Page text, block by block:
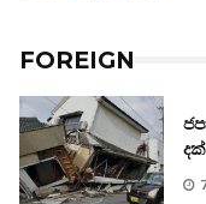
FOREIGN